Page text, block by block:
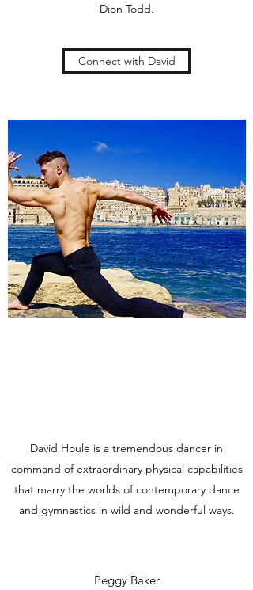
Dion Todd.
Connect with David
David Houle is a tremendous dancer in
command of extraordinary physical capabilities
that marry the worlds of contemporary dance
and gymnastics in wild and wonderful ways.
Peggy Baker